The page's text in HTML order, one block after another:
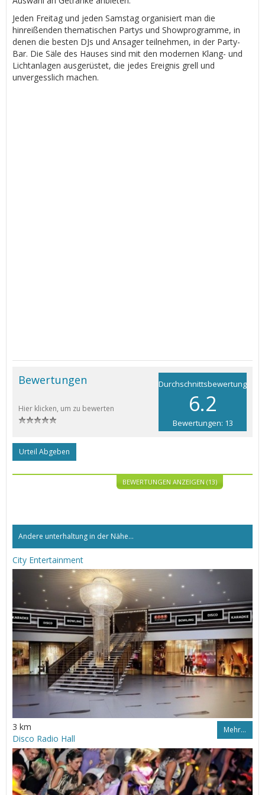
Jeden Freitag und jeden Samstag organisiert man die
hinreißenden thematischen Partys und Showprogramme, in
denen die besten DJs und Ansager teilnehmen, in der Party-
Bar. Die Säle des Hauses sind mit den modernen Klang- und
Lichtanlagen ausgerüstet, die jedes Ereignis grell und
unvergesslich machen.
Durchschnittsbewertung
6.2
Bewertungen: 13
Bewertungen
Hier klicken, um zu bewerten
Urteil Abgeben
BEWERTUNGEN ANZEIGEN (13)
Andere unterhaltung in der Nähe...
City Entertainment
3 km Mehr…
Disco Radio Hall